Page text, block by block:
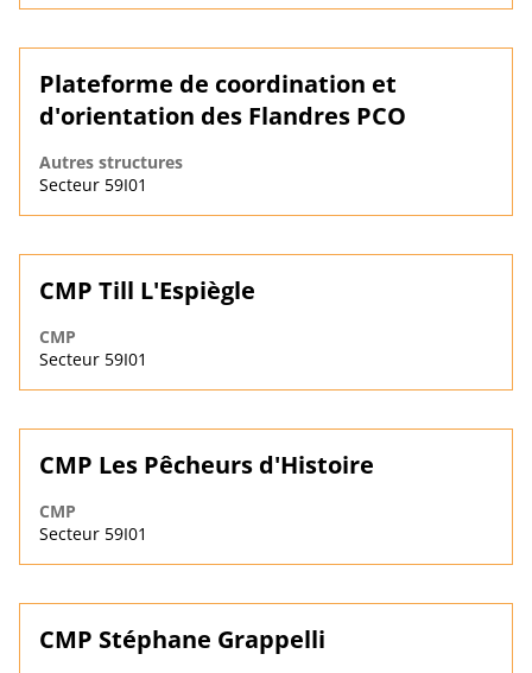
Plateforme de coordination et
d'orientation des Flandres PCO
Autres structures
Secteur 59I01
CMP Till L'Espiègle
CMP
Secteur 59I01
CMP Les Pêcheurs d'Histoire
CMP
Secteur 59I01
CMP Stéphane Grappelli